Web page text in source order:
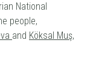
National
people,
and Köksal Muş,